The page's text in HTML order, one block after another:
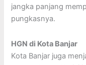
jangka panjang
pungkasnya.
HGN di Kota Banjar
Kota Banjar juga